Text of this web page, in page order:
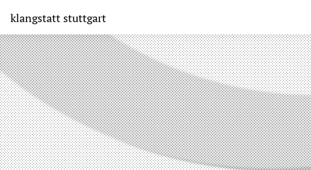
zum
Inhalt
klangstattstuttgart